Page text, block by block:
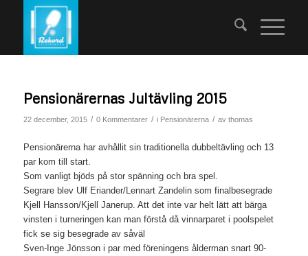
Pensionärernas Jultävling 2015
22 december, 2015 / 0 Kommentarer / i Pensionärerna / av thomas
Pensionärerna har avhållit sin traditionella dubbeltävling och 13
par kom till start.
Som vanligt bjöds på stor spänning och bra spel.
Segrare blev Ulf Eriander/Lennart Zandelin som finalbesegrade
Kjell Hansson/Kjell Janerup. Att det inte var helt lätt att bärga
vinsten i turneringen kan man förstå då vinnarparet i poolspelet
fick se sig besegrade av såväl
Sven-Inge Jönsson i par med föreningens ålderman snart 90-